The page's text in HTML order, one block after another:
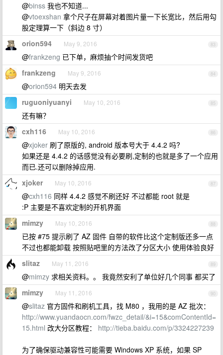
@binss 我也不知道...
@vtoexshan 拿个尺子在屏幕对着图片量一下长宽比，然后用勾
股定理算一下（斜边 8 寸）
83
orion594 May 9, 2016
@frankzeng 已下单，麻烦抽个时间发货吧
84
frankzeng May 9, 2016
@orion594 明天去发
85
ruguoniyuanyi May 10, 2016
还有嘛？
86
cxh116 May 10, 2016
@xjoker 刷了原版的, android 版本号大于 4.4.2 吗?
如果还是 4.4.2 的话感觉没有必要刷,定制的也就是多了一个应用
而已.还可以删除掉应用.
87
xjoker May 10, 2016
@cxh116 同样 4.4.2 感觉不刷还好 不过都能 root 就是
:P 主要是不喜欢定制的开机界面
88
mimzy May 10, 2016
已按 #75 提示刷了 AZ 固件 自带的软件比这个定制版还多一点
不过也都能卸载 按照贴吧里的方法改了分区大小 使用体验良好
89
slitaz May 11, 2016
@mimzy 求相关资料。。 我竟然安利了单位好几个同事 都买了
90
mimzy May 11, 2016
@slitaz 官方固件和刷机工具，找 M80 ，我用的是 AZ 批次：
http://www.yuandaocn.com/fwzc_detail/&i=15&comContentId=
15.html 改大分区教程： http://tieba.baidu.com/p/3324227239
为了确保驱动兼容性可能需要 Windows XP 系统，如果 SP